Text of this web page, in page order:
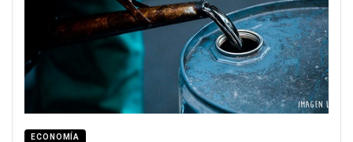
ECONOMÍA